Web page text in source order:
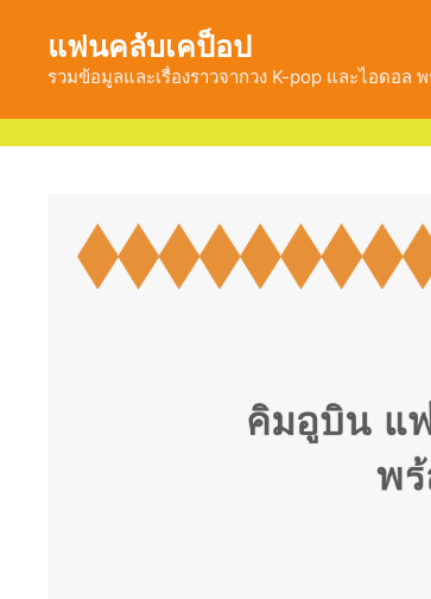
content
แฟนคลับเคป็อป
รวมข้อมูลและเรื่องราวจากวง K-pop และไอดอ